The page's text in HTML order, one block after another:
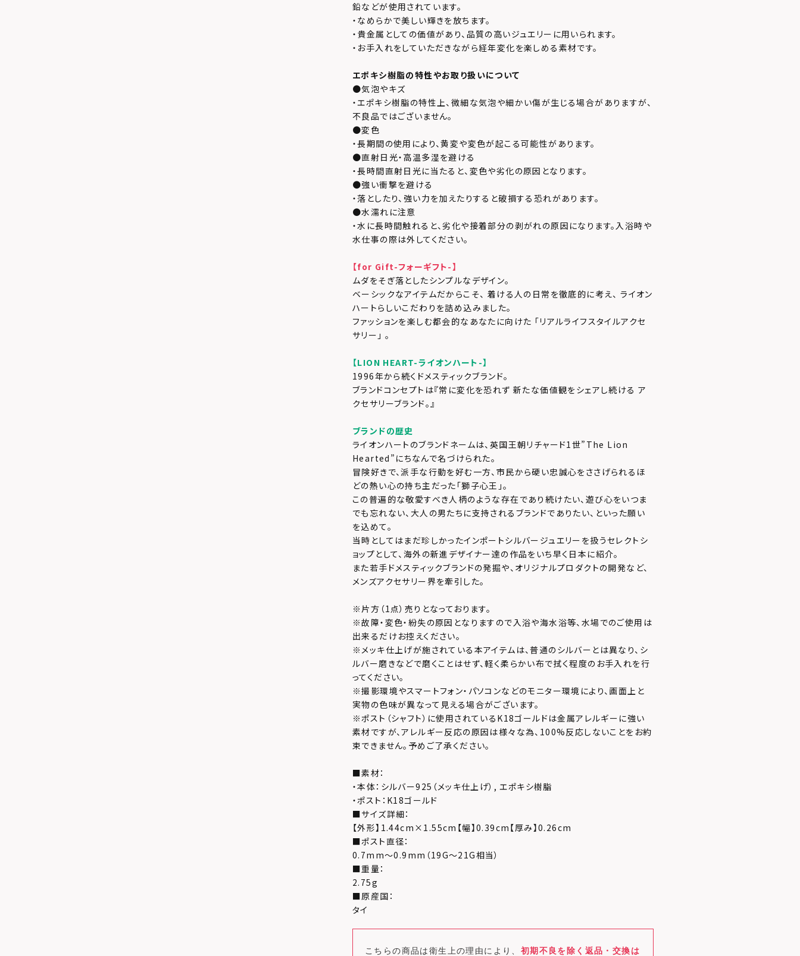
鉛などが使用されています。
・なめらかで美しい輝きを放ちます。
・貴金属としての価値があり、品質の高いジュエリーに用いられます。
・お手入れをしていただきながら経年変化を楽しめる素材です。
エポキシ樹脂の特性やお取り扱いについて
●気泡やキズ
・エポキシ樹脂の特性上、微細な気泡や細かい傷が生じる場合がありますが、
不良品ではございません。
●変色
・長期間の使用により、黄変や変色が起こる可能性があります。
●直射日光・高温多湿を避ける
・長時間直射日光に当たると、変色や劣化の原因となります。
●強い衝撃を避ける
・落としたり、強い力を加えたりすると破損する恐れがあります。
●水濡れに注意
・水に長時間触れると、劣化や接着部分の剥がれの原因になります。入浴時や
水仕事の際は外してください。
【for Gift-フォーギフト-】
ムダをそぎ落としたシンプルなデザイン。
ベーシックなアイテムだからこそ、 着ける人の日常を徹底的に考え、 ライオン
ハートらしいこだわりを詰め込みました。
ファッションを楽しむ都会的なあなたに向けた 「リアルライフスタイルアクセ
サリー」 。
【LION HEART-ライオンハート-】
1996年から続くドメスティックブランド。
ブランドコンセプトは『常に変化を恐れず 新たな価値観をシェアし続ける ア
クセサリーブランド。』
ブランドの歴史
ライオンハートのブランドネームは、英国王朝リチャード1世”The Lion
Hearted”にちなんで名づけられた。
冒険好きで、派手な行動を好む一方、市民から硬い忠誠心をささげられるほ
どの熱い心の持ち主だった「獅子心王」。
この普遍的な敬愛すべき人柄のような存在であり続けたい、遊び心をいつま
でも忘れない、大人の男たちに支持されるブランドでありたい、といった願い
を込めて。
当時としてはまだ珍しかったインポートシルバージュエリーを扱うセレクトシ
ョップとして、海外の新進デザイナー達の作品をいち早く日本に紹介。
また若手ドメスティックブランドの発掘や、オリジナルプロダクトの開発など、
メンズアクセサリー界を牽引した。
※片方（1点）売りとなっております。
※故障・変色・紛失の原因となりますので入浴や海水浴等、水場でのご使用は
出来るだけお控えください。
※メッキ仕上げが施されている本アイテムは、普通のシルバーとは異なり、シ
ルバー磨きなどで磨くことはせず、軽く柔らかい布で拭く程度のお手入れを行
ってください。
※撮影環境やスマートフォン・パソコンなどのモニター環境により、画面上と
実物の色味が異なって見える場合がございます。
※ポスト（シャフト）に使用されているK18ゴールドは金属アレルギーに強い
素材ですが、アレルギー反応の原因は様々な為、100%反応しないことをお約
束できません。予めご了承ください。
■素材：
・本体：シルバー925（メッキ仕上げ）, エポキシ樹脂
・ポスト：K18ゴールド
■サイズ詳細：
【外形】1.44cm×1.55cm【幅】0.39cm【厚み】0.26cm
■ポスト直径：
0.7mm～0.9mm（19G～21G相当）
■重量：
2.75g
■原産国：
タイ
こちらの商品は衛生上の理由により、 初期不良を除く返品・交換は